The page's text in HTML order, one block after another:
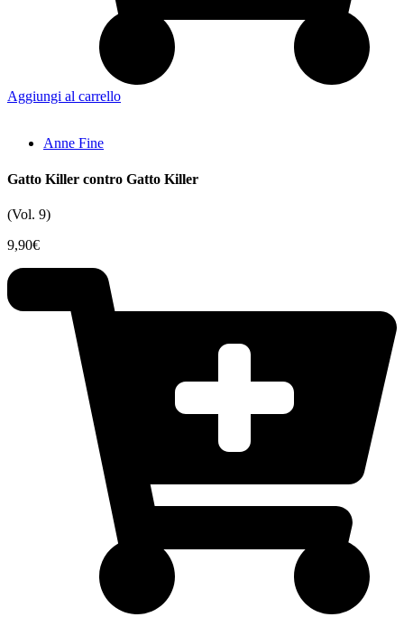
Aggiungi al carrello
Anne Fine
Gatto Killer contro Gatto Killer
(Vol. 9)
9,90€